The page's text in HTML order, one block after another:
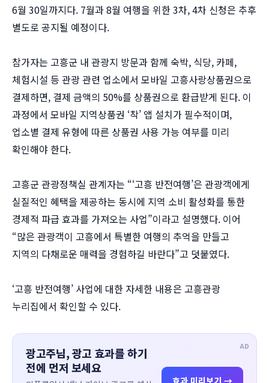
6월 30일까지다. 7월과 8월 여행을 위한 3차, 4차 신청은 추후
별도로 공지될 예정이다.
참가자는 고흥군 내 관광지 방문과 함께 숙박, 식당, 카페,
체험시설 등 관광 관련 업소에서 모바일 고흥사랑상품권으로
결제하면, 결제 금액의 50%를 상품권으로 환급받게 된다. 이
과정에서 모바일 지역상품권 ‘착’ 앱 설치가 필수적이며,
업소별 결제 유형에 따른 상품권 사용 가능 여부를 미리
확인해야 한다.
고흥군 관광정책실 관계자는 “‘고흥 반전여행’은 관광객에게
실질적인 혜택을 제공하는 동시에 지역 소비 활성화를 통한
경제적 파급 효과를 가져오는 사업”이라고 설명했다. 이어
“많은 관광객이 고흥에서 특별한 여행의 추억을 만들고
지역의 다채로운 매력을 경험하길 바란다”고 덧붙였다.
‘고흥 반전여행’ 사업에 대한 자세한 내용은 고흥관광
누리집에서 확인할 수 있다.
AD
광고주님, 광고 효과를 하기
전에 먼저 보세요
효과 미리보기 →